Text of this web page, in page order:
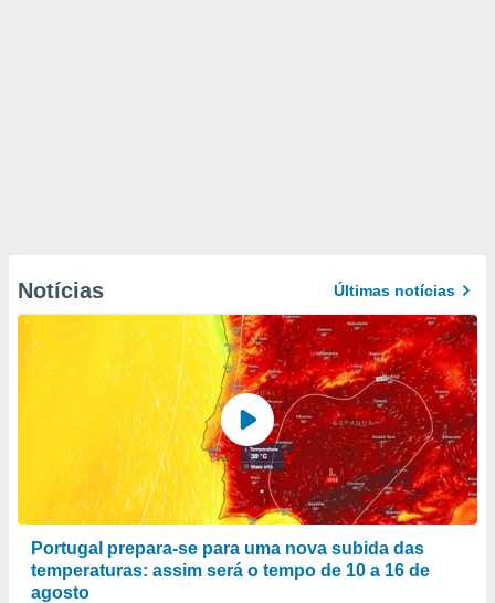
Notícias Últimas notícias
Portugal prepara-se para uma nova subida das
temperaturas: assim será o tempo de 10 a 16 de
agosto